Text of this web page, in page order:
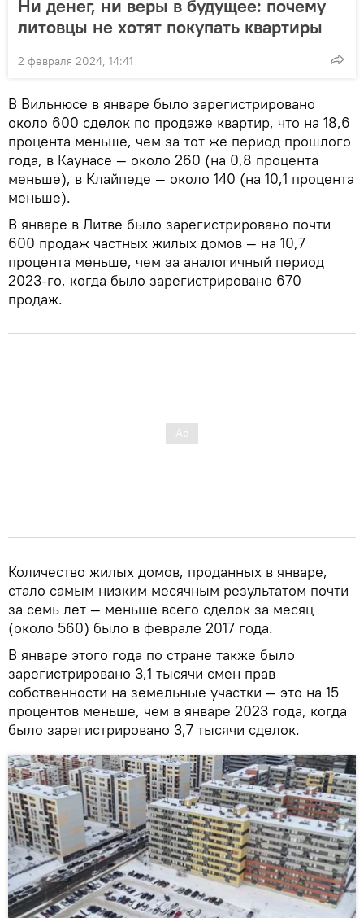
Ни денег, ни веры в будущее: почему
литовцы не хотят покупать квартиры
2 февраля 2024, 14:41
В Вильнюсе в январе было зарегистрировано
около 600 сделок по продаже квартир, что на 18,6
процента меньше, чем за тот же период прошлого
года, в Каунасе — около 260 (на 0,8 процента
меньше), в Клайпеде — около 140 (на 10,1 процента
меньше).
В январе в Литве было зарегистрировано почти
600 продаж частных жилых домов — на 10,7
процента меньше, чем за аналогичный период
2023-го, когда было зарегистрировано 670
продаж.
Количество жилых домов, проданных в январе,
стало самым низким месячным результатом почти
за семь лет — меньше всего сделок за месяц
(около 560) было в феврале 2017 года.
В январе этого года по стране также было
зарегистрировано 3,1 тысячи смен прав
собственности на земельные участки — это на 15
процентов меньше, чем в январе 2023 года, когда
было зарегистрировано 3,7 тысячи сделок.